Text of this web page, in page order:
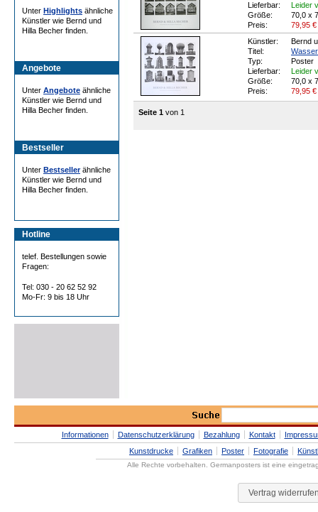
Unter Highlights ähnliche
Künstler wie Bernd und
Hilla Becher finden.
Angebote
Unter Angebote ähnliche
Künstler wie Bernd und
Hilla Becher finden.
Bestseller
Unter Bestsellerähnliche
Künstler wie Bernd und
Hilla Becher finden.
Hotline
telef. Bestellungen sowie
Fragen:
Tel: 030 - 20 62 52 92
Mo-Fr: 9 bis 18 Uhr
Lieferbar:
Leider
Größe:
70,0 x
Preis:
79,95 €
Künstler:
Bernd
Titel:
Typ:
Poster
Lieferbar:
Leider
Größe:
70,0 x
Preis:
79,95 €
Seite 1 von 1
Informationen Datenschutzerklärung Bezahlung Kontakt
Kunstdrucke
Grafiken Poster Fotografie
Alle Rechte vorbehalten. Germanposters ist eine
Vertrag